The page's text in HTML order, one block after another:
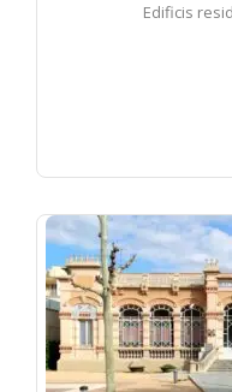
Edificis